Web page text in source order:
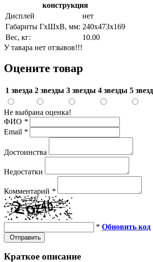
конструкция
Дисплей
нет
Габариты ГхШхВ, мм: 240х473х169
Вес, кг:
10.00
У тавара нет отзывов!!!
Оцените товар
1 звезда 2 звезды 3 звезды 4 звезды 5 звезд
Не выбрана оценка!
ФИО *
Email *
Достоинства
Недостатки
Комментарий *
* Обновить код
Отправить
Краткое описание